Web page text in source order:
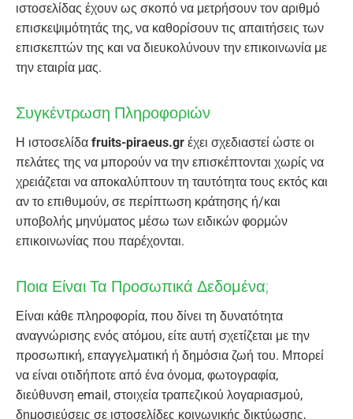
ιστοσελίδας έχουν ως σκοπό να μετρήσουν τον αριθμό
επισκεψιμότητάς της, να καθορίσουν τις απαιτήσεις των
επισκεπτών της και να διευκολύνουν την επικοινωνία με
την εταιρία μας.
Συγκέντρωση Πληροφοριών
Η ιστοσελίδα fruits-piraeus.gr έχει σχεδιαστεί ώστε οι
πελάτες της να μπορούν να την επισκέπτονται χωρίς να
χρειάζεται να αποκαλύπτουν τη ταυτότητα τους εκτός και
αν το επιθυμούν, σε περίπτωση κράτησης ή/και
υποβολής μηνύματος μέσω των ειδικών φορμών
επικοινωνίας που παρέχονται.
Ποια Είναι Τα Προσωπικά Δεδομένα;
Είναι κάθε πληροφορία, που δίνει τη δυνατότητα
αναγνώρισης ενός ατόμου, είτε αυτή σχετίζεται με την
προσωπική, επαγγελματική ή δημόσια ζωή του. Μπορεί
να είναι οτιδήποτε από ένα όνομα, φωτογραφία,
διεύθυνση email, στοιχεία τραπεζικού λογαριασμού,
δημοσιεύσεις σε ιστοσελίδες κοινωνικής δικτύωσης,